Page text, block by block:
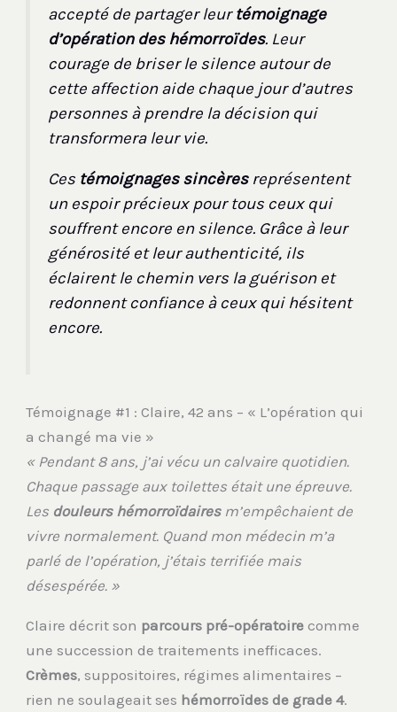
accepté de partager leurtémoignage
d’opération des hémorroïdes. Leur
courage de briser le silence autour de
cette affection aide chaque jour d’autres
personnes à prendre la décision qui
transformera leur vie.
Ces témoignages sincèresreprésentent
un espoir précieux pour tous ceux qui
souffrent encore en silence. Grâce à leur
générosité et leur authenticité, ils
éclairent le chemin vers la guérison et
redonnent confiance à ceux qui hésitent
encore.
Témoignage #1 : Claire, 42 ans – « L’opération qui
a changé ma vie »
« Pendant 8 ans, j’ai vécu un calvaire quotidien.
Chaque passage aux toilettes était une épreuve.
Les douleurs hémorroïdairesm’empêchaient de
vivre normalement. Quand mon médecin m’a
parlé de l’opération, j’étais terrifiée mais
désespérée. »
Claire décrit son parcours pré-opératoire comme
une succession de traitements inefficaces.
Crèmes, suppositoires, régimes alimentaires –
rien ne soulageait ses hémorroïdes de grade 4.